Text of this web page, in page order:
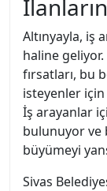
Altınyayla, iş
haline
fırsatları, bu
isteyenler
İş arayanlar
bulunuyor ve
büyümeyi
Sivas